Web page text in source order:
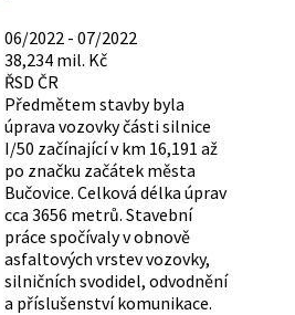
06/2022 - 07/2022
38,234 mil. Kč
ŘSD ČR
Předmětem stavby byla
úprava vozovky části silnice
I/50 začínající v km 16,191 až
po značku začátek města
Bučovice. Celková délka úprav
cca 3656 metrů. Stavební
práce spočívaly v obnově
asfaltových vrstev vozovky,
silničních svodidel, odvodnění
a příslušenství komunikace.